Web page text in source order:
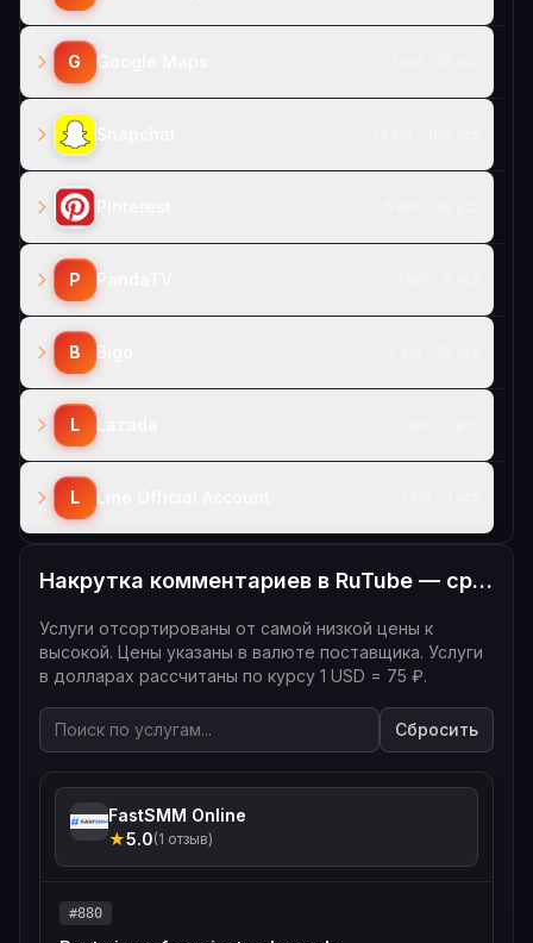
G Google Maps
Snapchat
Pinterest
P PandaTV
B Bigo
L Lazada
L Line Official Account
Накрутка комментариев в RuTube — сравнение цен — все услуги
Услуги отсортированы от самой низкой цены к
высокой. Цены указаны в валюте поставщика. Услуги
в долларах рассчитаны по курсу 1 USD = 75 ₽.
Сбросить
FastSMM Online
★5.0(1 отзыв)
#880